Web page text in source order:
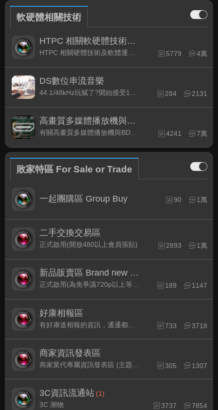
軟硬體相關技術
HTPC 相關軟硬體技術及運用
5779 4萬
DS數位串流音樂
284 2131
高畫質多媒體播放機與BD討論區
有關高畫質多媒體播放機與BD相關討論區 4241 7萬
敗家特區 For Sale or Trade
一起團購區 Group Buy 90 1萬
二手交換交易區
正式啟用(開放480以上會員張貼) 2893 1萬
新品販賣區 Brand new Plaza
正式啟用(為免爭議720p以上等級發表限定) 189 1147
好康相報區
733 3718
商家資訊發表區
305 1307
3C資訊流通站 (1)
3C 潮物
3737 7854